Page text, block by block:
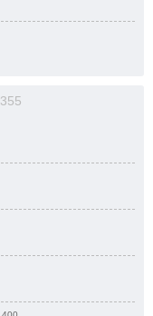
355